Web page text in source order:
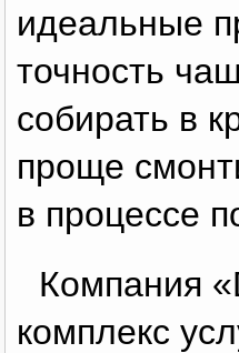
идеальные
точность
собирать в
проще
в процессе
Компания
комплекс